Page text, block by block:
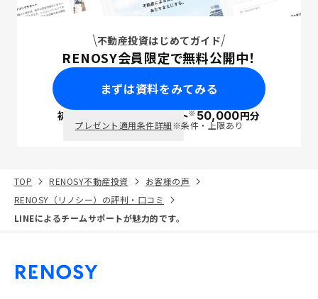
不動産投資はじめてガイド
RENOSY会員限定で無料公開中！
まずは資料をみてみる
初回面談で ポイント※50,000円分
プレゼント適用条件詳細※条件・上限あり
TOP RENOSY不動産投資
お客様の声
RENOSY（リノシー）の評判・口コミ
LINEによるチームサポートが魅力的です。